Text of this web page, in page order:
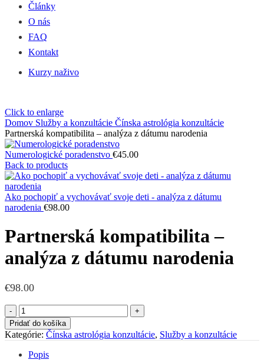
Články
O nás
FAQ
Kontakt
Kurzy naživo
Click to enlarge
Domov Služby a konzultácie Čínska astrológia konzultácie
Partnerská kompatibilita – analýza z dátumu narodenia
Numerologické poradenstvo €45.00
Back to products
Ako pochopiť a vychovávať svoje deti - analýza z dátumu
narodenia €98.00
Partnerská kompatibilita –
analýza z dátumu narodenia
€98.00
množstvo
Partnerská
kompatibilita
-
analýza
Pridať do košíka
Kategórie: Čínska astrológia konzultácie, Služby a konzultácie
Popis